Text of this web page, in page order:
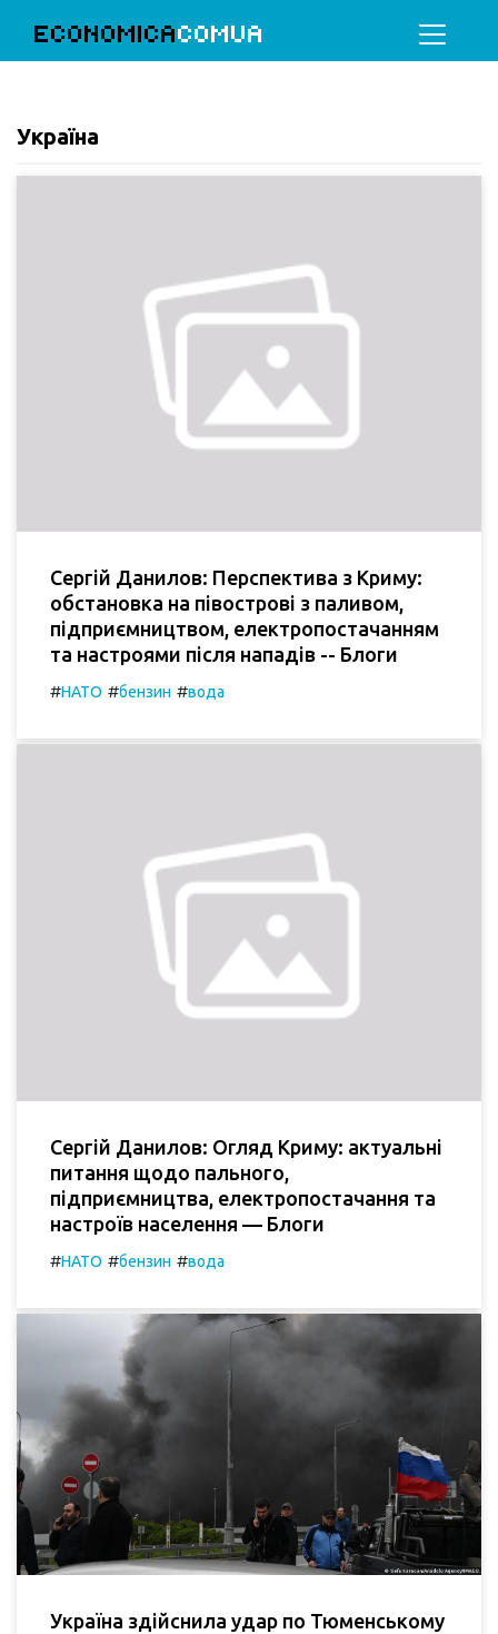
ECONOMICACOMUA
Україна
Сергій Данилов: Перспектива з Криму:
обстановка на півострові з паливом,
підприємництвом, електропостачанням
та настроями після нападів -- Блоги
#НАТО #бензин #вода
Сергій Данилов: Огляд Криму: актуальні
питання щодо пального,
підприємництва, електропостачання та
настроїв населення — Блоги
#НАТО #бензин #вода
Україна здійснила удар по Тюменському